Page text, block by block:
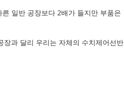
일반 공장보다 2배가 들지만 부품은
과 달리 우리는 자체의 수치제어선